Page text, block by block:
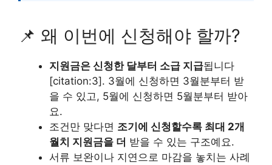
📌 왜 이번에 신청해야 할까?
지원금은 신청한 달부터 소급 지급됩니다
[citation:3]. 3월에 신청하면 3월분부터 받
을 수 있고, 5월에 신청하면 5월분부터 받아
요.
조건만 맞다면 조기에 신청할수록 최대 2개
월치 지원금을 더 받을 수 있는 구조예요.
서류 보완이나 지연으로 마감을 놓치는 사례